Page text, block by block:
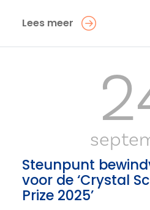
Lees meer
Steunpunt
voor de ‘Crystal
Prize 2025’